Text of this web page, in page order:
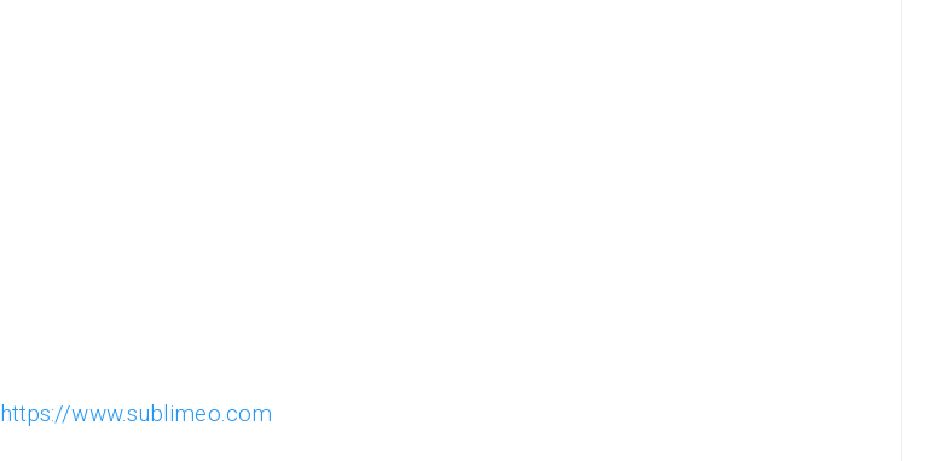
https://www.sublimeo.com